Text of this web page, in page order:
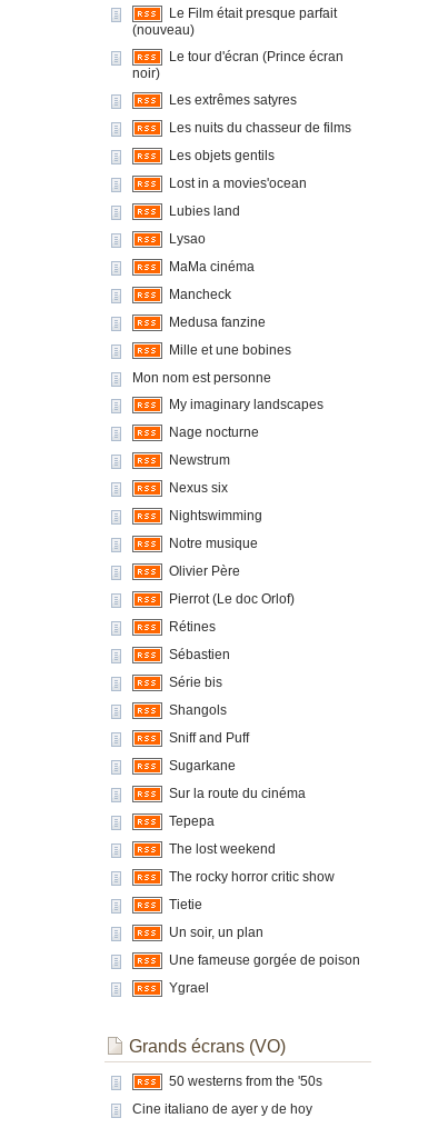
Le Film était presque parfait
(nouveau)
Le tour d'écran (Prince écran
noir)
Les extrêmes satyres
Les nuits du chasseur de films
Les objets gentils
Lost in a movies'ocean
Lubies land
Lysao
MaMa cinéma
Mancheck
Medusa fanzine
Mille et une bobines
Mon nom est personne
My imaginary landscapes
Nage nocturne
Newstrum
Nexus six
Nightswimming
Notre musique
Olivier Père
Pierrot (Le doc Orlof)
Rétines
Sébastien
Série bis
Shangols
Sniff and Puff
Sugarkane
Sur la route du cinéma
Tepepa
The lost weekend
The rocky horror critic show
Tietie
Un soir, un plan
Une fameuse gorgée de poison
Ygrael
Grands écrans (VO)
50 westerns from the '50s
Cine italiano de ayer y de hoy